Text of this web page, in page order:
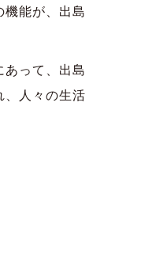
機能が、出島
あって、出島
、人々の生活